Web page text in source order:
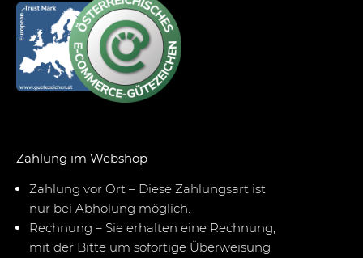
Zahlung im Webshop
Zahlung vor Ort – Diese Zahlungsart ist
nur bei Abholung möglich.
Rechnung – Sie erhalten eine Rechnung,
mit der Bitte um sofortige Überweisung